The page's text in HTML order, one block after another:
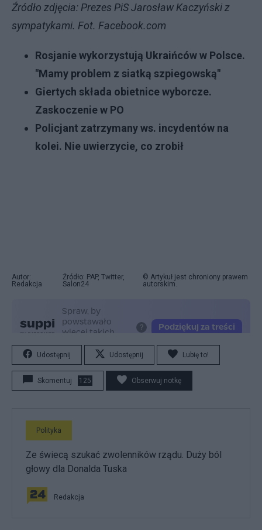
Źródło zdjęcia: Prezes PiS Jarosław Kaczyński z
sympatykami. Fot. Facebook.com
Rosjanie wykorzystują Ukraińców w Polsce.
"Mamy problem z siatką szpiegowską"
Giertych składa obietnice wyborcze.
Zaskoczenie w PO
Policjant zatrzymany ws. incydentów na
kolei. Nie uwierzycie, co zrobił
Autor:
Redakcja
Źródło: PAP, Twitter,
Salon24
© Artykuł jest chroniony prawem
autorskim.
Udostępnij Udostępnij Lubię to!
Skomentuj 125 Obserwuj notkę
Polityka
Ze świecą szukać zwolenników rządu. Duży ból
głowy dla Donalda Tuska
Redakcja